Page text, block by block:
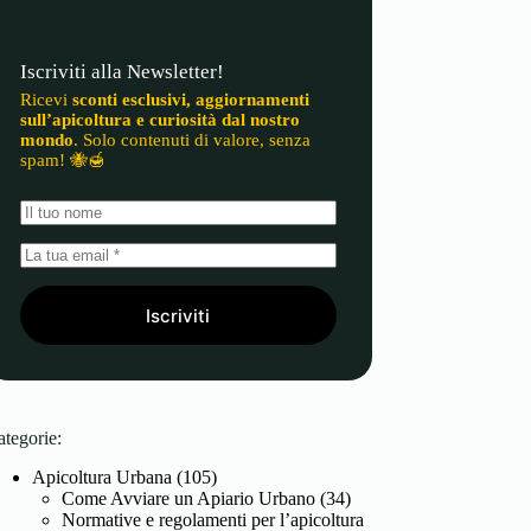
Iscriviti alla Newsletter!
Ricevisconti esclusivi, aggiornamenti
sull’apicoltura e curiosità dal nostro
mondo. Solo contenuti di valore, senza
spam! 🐝🍯
Iscriviti
Apicoltura Urbana (105)
Come Avviare un Apiario Urbano (34)
Normative e regolamenti per l’apicoltura